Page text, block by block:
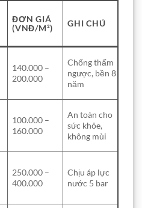
ĐƠN GIÁ
(VNĐ/M²)
GHI CHÚ
140.000 –
200.000
Chống thấm
ngược, bền 8
năm
100.000 –
160.000
An toàn cho
sức khỏe,
không mùi
250.000 –
400.000
Chịu áp lực
nước 5 bar